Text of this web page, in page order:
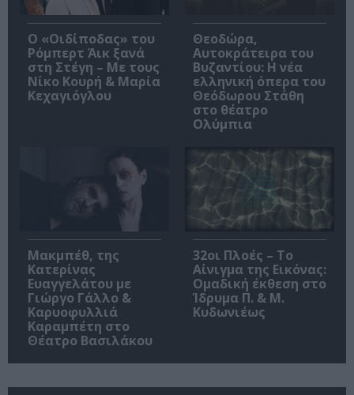
O «Οιδίποδας» του
Ρόμπερτ Άικ ξανά
στη Στέγη – Με τους
Νίκο Κουρή & Μαρία
Κεχαγιόγλου
Θεοδώρα,
Αυτοκράτειρα του
Βυζαντίου: Η νέα
ελληνική όπερα του
Θεόδωρου Στάθη
στο θέατρο
Ολύμπια
Μακμπέθ, της
Κατερίνας
Ευαγγελάτου με
Γιώργο Γάλλο &
Καρυοφυλλιά
Καραμπέτη στο
Θέατρο Βασιλάκου
32οι Πλοές – Το
Αίνιγμα της Εικόνας:
Ομαδική έκθεση στο
Ίδρυμα Π. & Μ.
Κυδωνιέως